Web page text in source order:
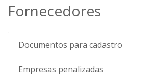
Fornecedores
Documentos para cadastro
Empresas penalizadas